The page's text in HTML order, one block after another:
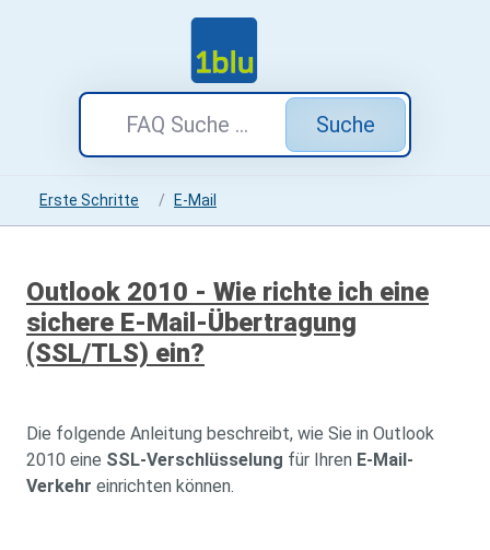
Suche
Erste Schritte E-Mail
Outlook 2010 - Wie richte ich eine
sichere E-Mail-Übertragung
(SSL/TLS) ein?
Die folgende Anleitung beschreibt, wie Sie in Outlook
2010 eine SSL-Verschlüsselung für Ihren E-Mail-
Verkehr einrichten können.